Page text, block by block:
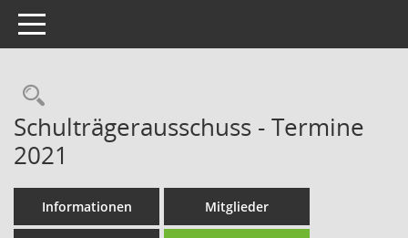
Toggle navigation
Rechercheauswahl
Schulträgerausschuss - Termine
2021
Informationen Mitglieder